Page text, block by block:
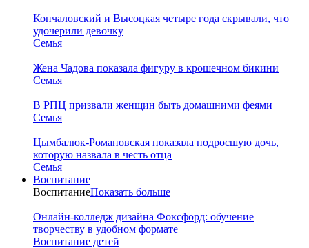
Кончаловский и Высоцкая четыре года скрывали, что
удочерили девочку
Семья
Жена Чадова показала фигуру в крошечном бикини
Семья
В РПЦ призвали женщин быть домашними феями
Семья
Цымбалюк-Романовская показала подросшую дочь,
которую назвала в честь отца
Семья
Воспитание
ВоспитаниеПоказать больше
Онлайн-колледж дизайна Фоксфорд: обучение
творчеству в удобном формате
Воспитание детей